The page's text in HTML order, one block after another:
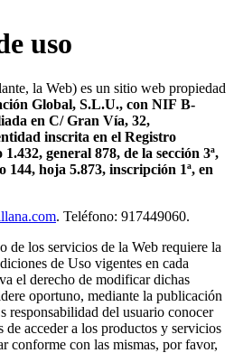
uso
la Web) es un sitio web propiedad
Global, S.L.U., con NIF B-
en C/ Gran Vía, 32,
inscrita en el Registro
general 878, de la sección 3ª,
144, hoja 5.873, inscripción 1ª, en
. Teléfono: 917449060.
de los servicios de la Web requiere la
de Uso vigentes en cada
el derecho de modificar dichas
oportuno, mediante la publicación
responsabilidad del usuario conocer
de acceder a los productos y servicios
conforme con las mismas, por favor,